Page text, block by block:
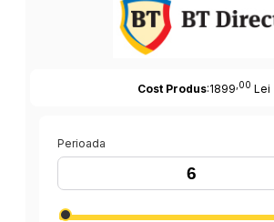
Cost Produs:1899 ,00 Lei
Perioada